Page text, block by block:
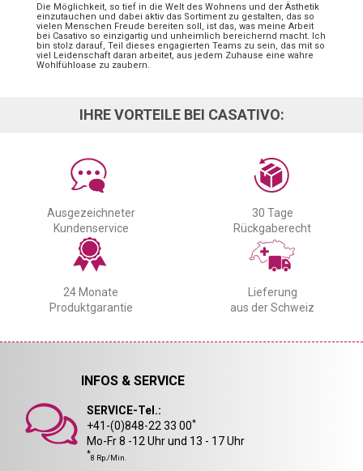
Die Möglichkeit, so tief in die Welt des Wohnens und der Ästhetik
einzutauchen und dabei aktiv das Sortiment zu gestalten, das so
vielen Menschen Freude bereiten soll, ist das, was meine Arbeit
bei Casativo so einzigartig und unheimlich bereichernd macht. Ich
bin stolz darauf, Teil dieses engagierten Teams zu sein, das mit so
viel Leidenschaft daran arbeitet, aus jedem Zuhause eine wahre
Wohlfühloase zu zaubern.
IHRE VORTEILE BEI CASATIVO:
Ausgezeichneter
Kundenservice
30 Tage
Rückgaberecht
24 Monate
Produktgarantie
Lieferung
aus der Schweiz
INFOS & SERVICE
SERVICE-Tel.:
+41-(0)848-22 33 00*
Mo-Fr 8 -12 Uhr und 13 - 17 Uhr
*8 Rp./Min.